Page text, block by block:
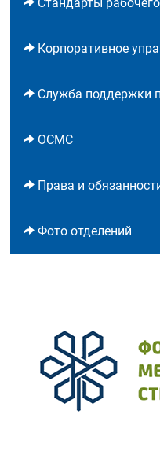
Корпоративное
Служба поддержки
ОСМС
Права и
Фото отделений